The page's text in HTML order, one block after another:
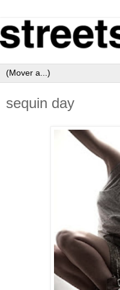
sequin day